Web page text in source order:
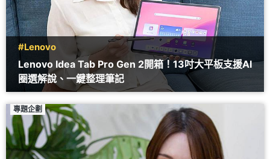
#Lenovo
Lenovo Idea Tab Pro Gen 2開箱！13吋大平板支援AI
圈選解說、一鍵整理筆記
專題企劃